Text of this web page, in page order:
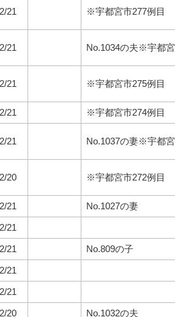
21 ※宇都宮市277例目
21 No.1034の夫※宇都宮
21 ※宇都宮市275例目
21 ※宇都宮市274例目
21 No.1037の妻※宇都宮
20 ※宇都宮市272例目
21 No.1027の妻
21
21 No.809の子
21
21
20 No.1032の夫